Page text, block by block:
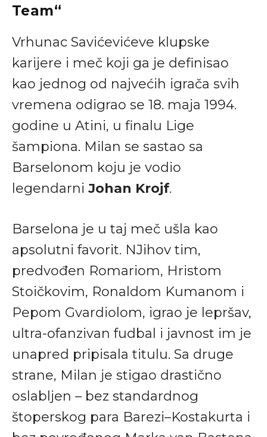
Team“
Vrhunac Savićevićeve klupske
karijere i meč koji ga je definisao
kao jednog od najvećih igrača svih
vremena odigrao se 18. maja 1994.
godine u Atini, u finalu Lige
šampiona. Milan se sastao sa
Barselonom koju je vodio
legendarni Johan Krojf.
Barselona je u taj meč ušla kao
apsolutni favorit. NJihov tim,
predvođen Romariom, Hristom
Stoičkovim, Ronaldom Kumanom i
Pepom Gvardiolom, igrao je lepršav,
ultra-ofanzivan fudbal i javnost im je
unapred pripisala titulu. Sa druge
strane, Milan je stigao drastično
oslabljen – bez standardnog
štoperskog para Barezi–Kostakurta i